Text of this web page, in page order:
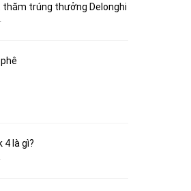
trúng thưởng Delonghi
4 là gì?